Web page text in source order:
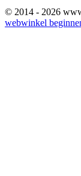
© 2014 - 2026
webwinkel